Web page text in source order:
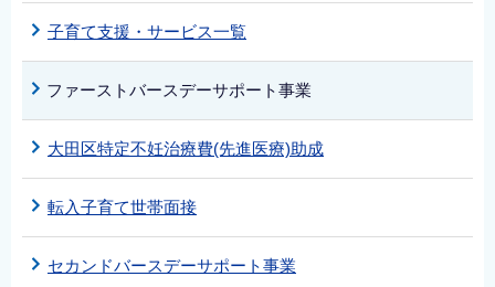
子育て支援・サービス一覧
ファーストバースデーサポート事業
大田区特定不妊治療費(先進医療)助成
転入子育て世帯面接
セカンドバースデーサポート事業